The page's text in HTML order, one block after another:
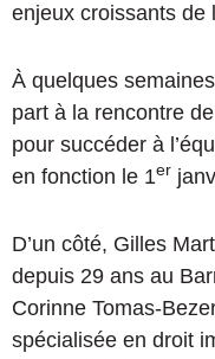
enjeux croissants de
À quelques
part à la rencontre
pour succéder à
en fonction le 1er
D’un côté, Gilles
depuis 29 ans au
Corinne Tomas-
spécialisée en droit